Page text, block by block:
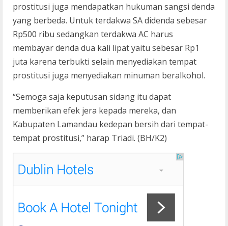
prostitusi juga mendapatkan hukuman sangsi denda
yang berbeda. Untuk terdakwa SA didenda sebesar
Rp500 ribu sedangkan terdakwa AC harus
membayar denda dua kali lipat yaitu sebesar Rp1
juta karena terbukti selain menyediakan tempat
prostitusi juga menyediakan minuman beralkohol.
“Semoga saja keputusan sidang itu dapat
memberikan efek jera kepada mereka, dan
Kabupaten Lamandau kedepan bersih dari tempat-
tempat prostitusi,” harap Triadi. (BH/K2)